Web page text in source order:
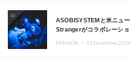
06
ASOBISYSTEMと米ニュ
Strangerがコラボレーシ
FASHION ・ 15.November.2024